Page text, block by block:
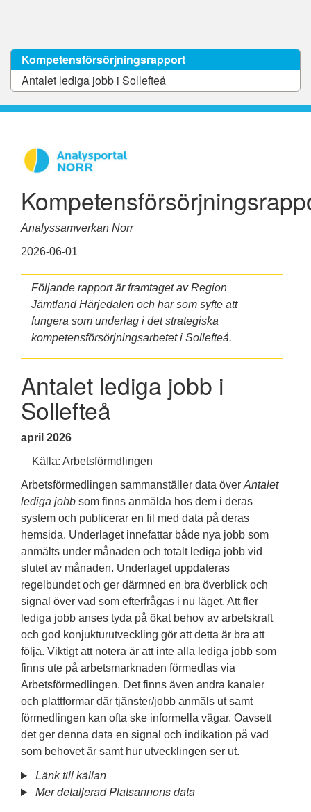
Kompetensförsörjningsrapport
Antalet lediga jobb i Sollefteå
Analyssamverkan Norr
2026-06-01
Följande rapport är framtaget av Region
Jämtland Härjedalen och har som syfte att
fungera som underlag i det strategiska
kompetensförsörjningsarbetet i Sollefteå.
Antalet lediga jobb i
Sollefteå
april 2026
Källa: Arbetsförmdlingen
Arbetsförmedlingen sammanställer data över Antalet
lediga jobb som finns anmälda hos dem i deras
system och publicerar en fil med data på deras
hemsida. Underlaget innefattar både nya jobb som
anmälts under månaden och totalt lediga jobb vid
slutet av månaden. Underlaget uppdateras
regelbundet och ger därmned en bra överblick och
signal över vad som efterfrågas i nu läget. Att fler
lediga jobb anses tyda på ökat behov av arbetskraft
och god konjukturutveckling gör att detta är bra att
följa. Viktigt att notera är att inte alla lediga jobb som
finns ute på arbetsmarknaden förmedlas via
Arbetsförmedlingen. Det finns även andra kanaler
och plattformar där tjänster/jobb anmäls ut samt
förmedlingen kan ofta ske informella vägar. Oavsett
det ger denna data en signal och indikation på vad
som behovet är samt hur utvecklingen ser ut.
Länk till källan
Mer detaljerad Platsannons data